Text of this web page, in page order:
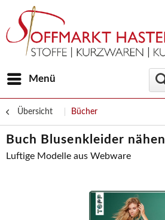
Menü
Übersicht Bücher
Buch Blusenkleider nähen
Luftige Modelle aus Webware